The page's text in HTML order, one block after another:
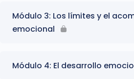
Módulo 3: Los límites y el
emocional
Módulo 4: El desarrollo